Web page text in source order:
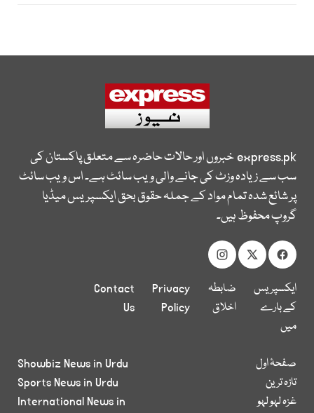
express.pkخبروں اور حالات حاضرہ سے متعلق پاکستان کی
سب سے زیادہ وزٹ کی جانے والی ویب سائٹ ہے۔ اس ویب سائٹ
پر شائع شدہ تمام مواد کے جملہ حقوق بحق ایکسپریس میڈیا
گروپ محفوظ ہیں۔
ایکسپریس
کے بارے
میں
ضابطہ
اخلاق
Privacy
Policy
Contact
Us
صفحۂ اول
تازہ ترین
غزہ لہو لہو
Showbiz News in Urdu
Sports News in Urdu
International News in